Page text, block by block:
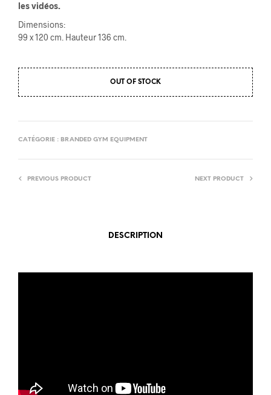
les vidéos.
Dimensions:
99 x 120 cm. Hauteur 136 cm.
OUT OF STOCK
CATÉGORIE : BRANDED GYM EQUIPMENT
PREVIOUS PRODUCT NEXT PRODUCT
DESCRIPTION